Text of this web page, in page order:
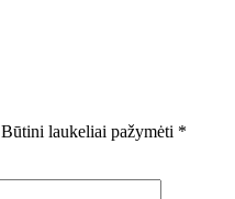
Būtini laukeliai pažymėti *